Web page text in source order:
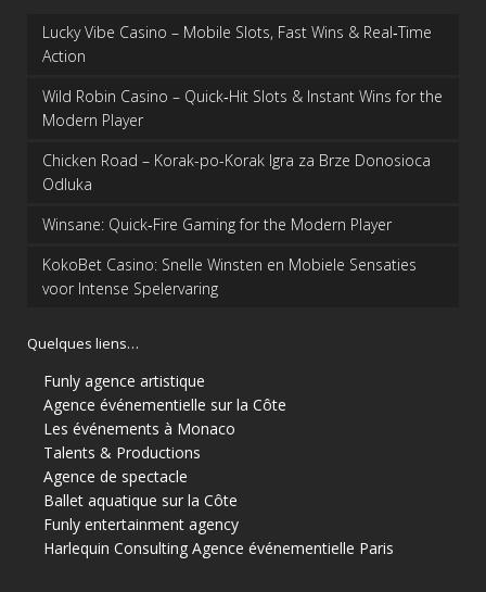
Lucky Vibe Casino – Mobile Slots, Fast Wins & Real‑Time
Action
Wild Robin Casino – Quick‑Hit Slots & Instant Wins for the
Modern Player
Chicken Road – Korak-po-Korak Igra za Brze Donosioca
Odluka
Winsane: Quick‑Fire Gaming for the Modern Player
KokoBet Casino: Snelle Winsten en Mobiele Sensaties
voor Intense Spelervaring
Quelques liens…
Funly agence artistique
Agence événementielle sur la Côte
Les événements à Monaco
Talents & Productions
Agence de spectacle
Ballet aquatique sur la Côte
Funly entertainment agency
Harlequin Consulting Agence événementielle Paris